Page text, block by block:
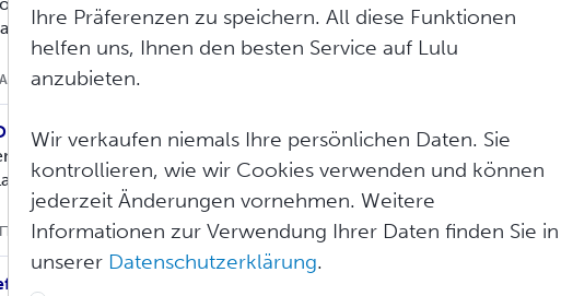
allen gängigen Geräten optimiert. EPUB-E-
ebooks
wählen Sie ebook als Buchtyp während des
Sie im Schritt Design Ihre PDF-Datei so
Ebooks
Ihre Präferenzen zu speichern. All diese Funktionen
helfen uns, Ihnen den besten Service auf Lulu
anzubieten.
Wir verkaufen niemals Ihre persönlichen Daten. Sie
kontrollieren, wie wir Cookies verwenden und können
jederzeit Änderungen vornehmen. Weitere
Informationen zur Verwendung Ihrer Daten finden Sie in
unserer Datenschutzerklärung.